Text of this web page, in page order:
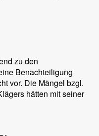
zu den
Benachteiligung
vor. Die Mängel bzgl.
hätten mit seiner